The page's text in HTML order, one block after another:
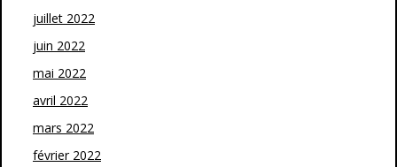
juillet 2022
juin 2022
mai 2022
avril 2022
mars 2022
février 2022